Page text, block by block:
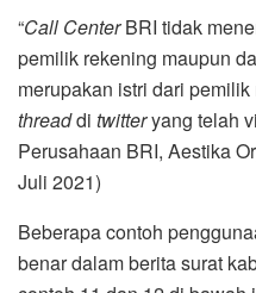
“Call CenterBRI tidak
pemilik rekening maupun
merupakan istri dari
threaddi twitteryang telah
Perusahaan BRI, Aestika
Juli 2021)
Beberapa contoh
benar dalam berita surat